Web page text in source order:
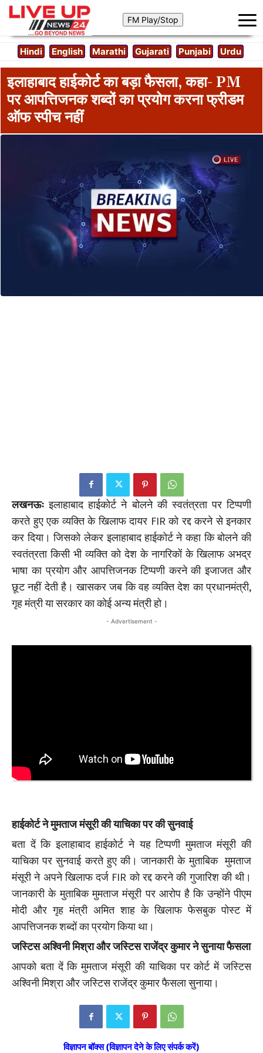
Hindi English Marathi Gujarati Punjabi Urdu
इलाहाबाद हाईकोर्ट का बड़ा फैसला, कहा- PM
पर आपत्तिजनक शब्दों का प्रयोग करना फ्रीडम
ऑफ स्पीच नहीं
लखनऊः इलाहाबाद हाईकोर्ट ने बोलने की स्वतंत्रता पर टिप्पणी
करते हुए एक व्यक्ति के खिलाफ दायर FIR को रद्द करने से इनकार
कर दिया। जिसको लेकर इलाहाबाद हाईकोर्ट ने कहा कि बोलने की
स्वतंत्रता किसी भी व्यक्ति को देश के नागरिकों के खिलाफ अभद्र
भाषा का प्रयोग और आपत्तिजनक टिप्पणी करने की इजाजत और
छूट नहीं देती है। खासकर जब कि वह व्यक्ति देश का प्रधानमंत्री,
गृह मंत्री या सरकार का कोई अन्य मंत्री हो।
- Advertisement -
हाईकोर्ट ने मुमताज मंसूरी की याचिका पर की सुनवाई
बता दें कि इलाहाबाद हाईकोर्ट ने यह टिप्पणी मुमताज मंसूरी की
याचिका पर सुनवाई करते हुए की। जानकारी के मुताबिक मुमताज
मंसूरी ने अपने खिलाफ दर्ज FIR को रद्द करने की गुजारिश की थी।
जानकारी के मुताबिक मुमताज मंसूरी पर आरोप है कि उन्होंने पीएम
मोदी और गृह मंत्री अमित शाह के खिलाफ फेसबुक पोस्ट में
आपत्तिजनक शब्दों का प्रयोग किया था।
जस्टिस अश्विनी मिश्रा और जस्टिस राजेंद्र कुमार ने सुनाया फैसला
आपको बता दें कि मुमताज मंसूरी की याचिका पर कोर्ट में जस्टिस
अश्विनी मिश्रा और जस्टिस राजेंद्र कुमार फैसला सुनाया।
विज्ञापन बॉक्स (विज्ञापन देने के लिए संपर्क करें)